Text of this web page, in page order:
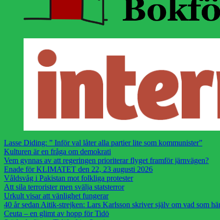
Lasse Diding: ” Inför val låter alla partier lite som kommunister”
Kulturen är en fråga om demokrati
Vem gynnas av att regeringen prioriterar flyget framför järnvägen?
Enade för KLIMATET den 22, 23 augusti 2026
Våldsvåg i Pakistan mot folkliga protester
Att sila terrorister men svälja statsterror
Urkult visar att vänlighet fungerar
40 år sedan Aitik-strejken: Lars Karlsson skriver själv om vad som
Ceuta – en glimt av hopp för Tidö